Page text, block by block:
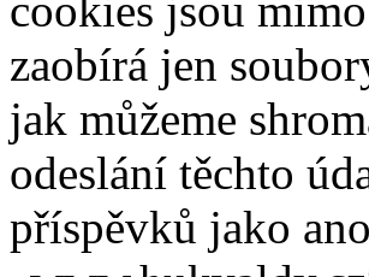
cookies jsou
zaobírá jen
jak můžeme
odeslání těchto
příspěvků jako